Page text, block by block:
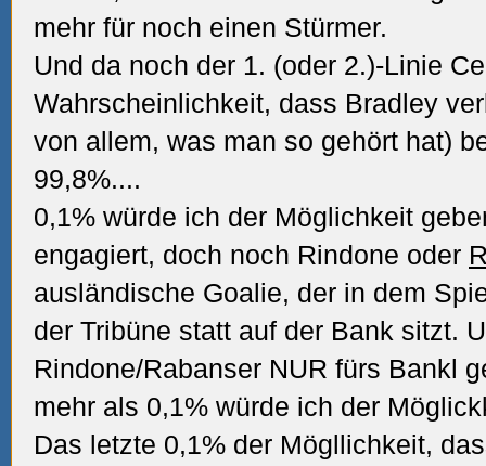
mehr für noch einen Stürmer.
Und da noch der 1. (oder 2.)-Linie
Wahrscheinlichkeit, dass Bradley
von allem, was man so gehört hat)
99,8%....
0,1% würde ich der Möglichkeit
engagiert, doch noch Rindone oder
ausländische Goalie, der in dem
der Tribüne statt auf der Bank sitzt.
Rindone/Rabanser NUR fürs Bankl
mehr als 0,1% würde ich der
Das letzte 0,1% der Mögllichkeit,